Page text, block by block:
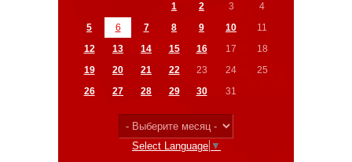
1
2 3
4
5
6 7 8 9 10
11
12
13 14 15 16 17
18
19
20 21 22 23 24
25
26
27 28 29 30 31
Select Language ▼